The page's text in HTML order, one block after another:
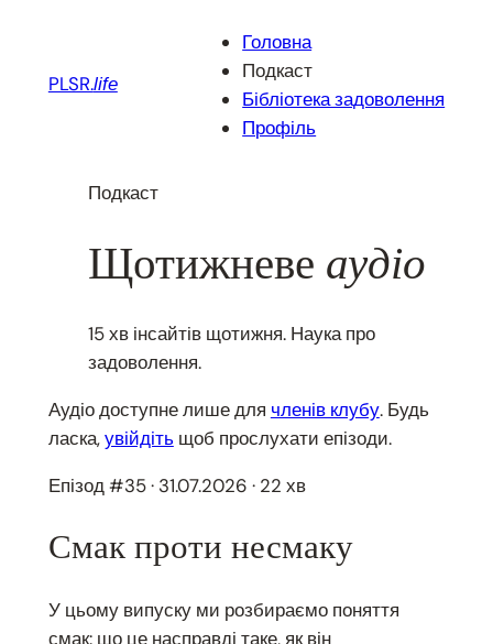
вмістуPLSR.life
Головна
Подкаст
Бібліотека задоволення
Профіль
Подкаст
Щотижневе аудіо
15 хв інсайтів щотижня. Наука про
задоволення.
Аудіо доступне лише для членів клубу. Будь
ласка,увійдітьщоб прослухати епізоди.
Епізод #35 · 31.07.2026 · 22 хв
Смак проти несмаку
У цьому випуску ми розбираємо поняття
смак: що це насправді таке, як він